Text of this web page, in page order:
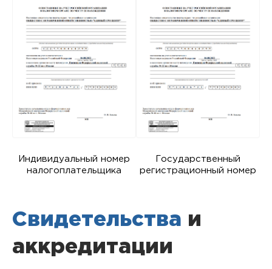
Индивидуальный номер
налогоплательщика
Государственный
регистрационный номер
Свидетельства и
аккредитации